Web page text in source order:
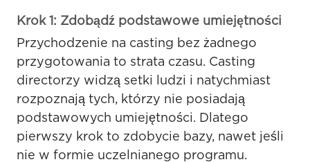
Krok 1: Zdobądź podstawowe umiejętności
Przychodzenie na casting bez żadnego
przygotowania to strata czasu. Casting
directorzy widzą setki ludzi i natychmiast
rozpoznają tych, którzy nie posiadają
podstawowych umiejętności. Dlatego
pierwszy krok to zdobycie bazy, nawet jeśli
nie w formie uczelnianego programu.